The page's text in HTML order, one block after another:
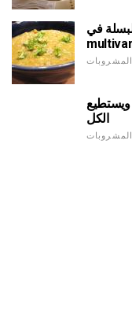
في
ويستطيع
الكل